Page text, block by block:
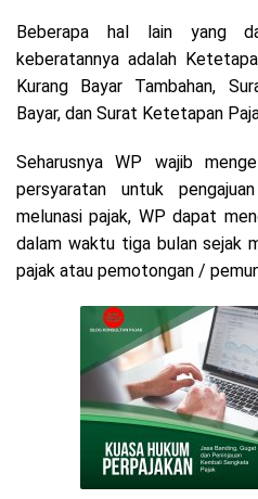
Beberapa hal lain yang
keberatannya adalah
Kurang Bayar Tambahan,
Bayar, dan Surat Ketetapan
Seharusnya WP wajib
persyaratan untuk
melunasi pajak, WP dapat
dalam waktu tiga bulan sejak
pajak atau pemotongan /